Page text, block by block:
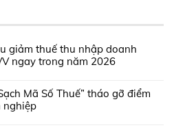
giảm thuế thu nhập doanh
ngay trong năm 2026
Mã Số Thuế” tháo gỡ điểm
nghiệp